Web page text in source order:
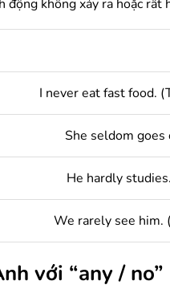
không xảy ra hoặc rất
I never eat fast food.
She seldom goes
He hardly
We rarely see him.
với “any / no”